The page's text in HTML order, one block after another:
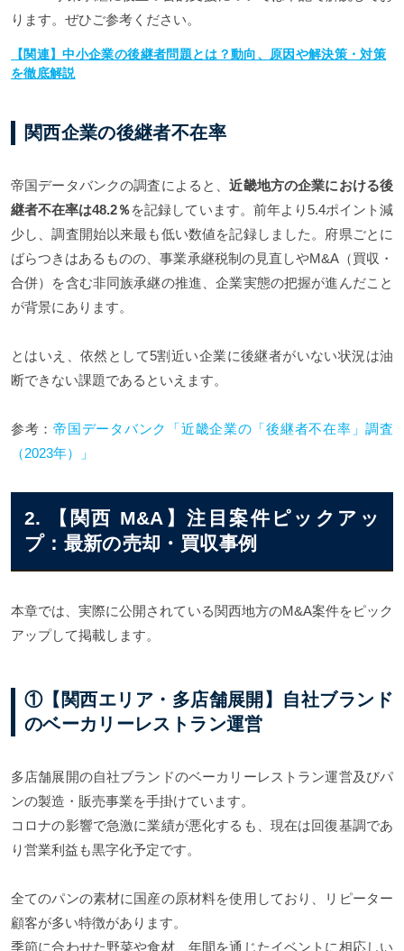
ります。ぜひご参考ください。
【関連】中小企業の後継者問題とは？動向、原因や解決策・対策
を徹底解説
関西企業の後継者不在率
帝国データバンクの調査によると、近畿地方の企業における後
継者不在率は48.2％を記録しています。前年より5.4ポイント減
少し、調査開始以来最も低い数値を記録しました。府県ごとに
ばらつきはあるものの、事業承継税制の見直しやM&A（買収・
合併）を含む非同族承継の推進、企業実態の把握が進んだこと
が背景にあります。
とはいえ、依然として5割近い企業に後継者がいない状況は油
断できない課題であるといえます。
参考：帝国データバンク「近畿企業の「後継者不在率」調査
（2023年）」
2. 【関西 M&A】注目案件ピックアッ
プ：最新の売却・買収事例
本章では、実際に公開されている関西地方のM&A案件をピック
アップして掲載します。
①【関西エリア・多店舗展開】自社ブランド
のベーカリーレストラン運営
多店舗展開の自社ブランドのベーカリーレストラン運営及びパ
ンの製造・販売事業を手掛けています。
コロナの影響で急激に業績が悪化するも、現在は回復基調であ
り営業利益も黒字化予定です。
全てのパンの素材に国産の原材料を使用しており、リピーター
顧客が多い特徴があります。
季節に合わせた野菜や食材、年間を通じたイベントに相応しい